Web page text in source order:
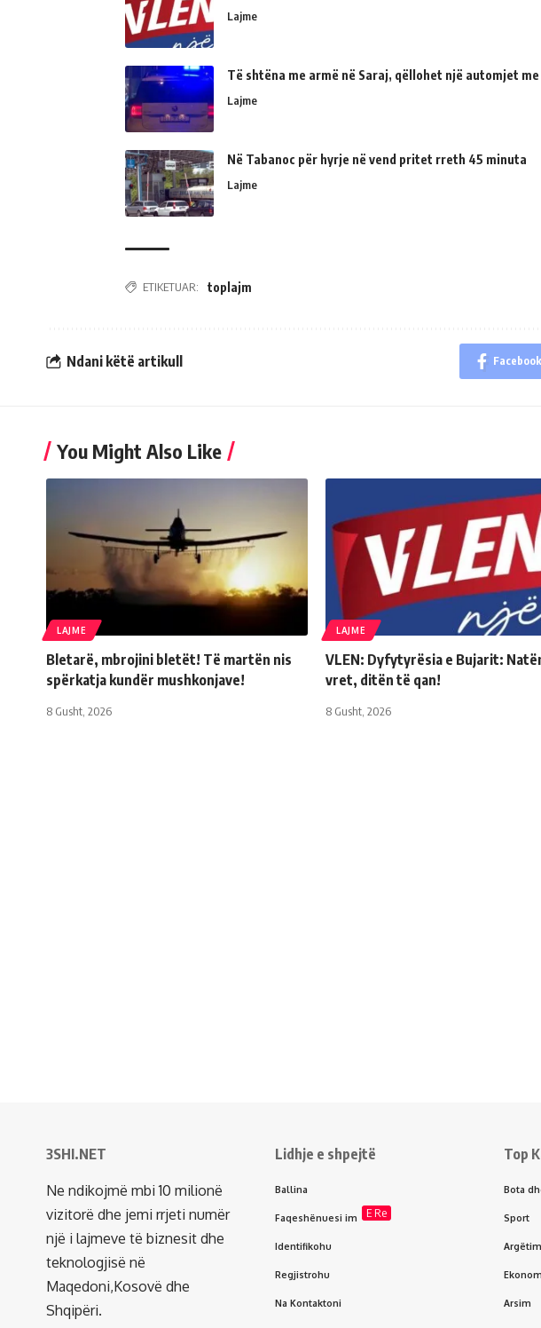
Lajme
Të shtëna me armë në Saraj, qëllohet një automjet
Lajme
Në Tabanoc për hyrje në vend pritet rreth 45 minuta
Lajme
ETIKETUAR: toplajm
Ndani këtë artikull Facebook
You Might Also Like
LAJME
Bletarë, mbrojini bletët! Të martën nis
spërkatja kundër mushkonjave!
8 Gusht, 2026
LAJME
VLEN: Dyfytyrësia e Bujarit:
vret, ditën të qan!
8 Gusht, 2026
3SHI.NET
Ne ndikojmë mbi 10 milionë
vizitorë dhe jemi rrjeti numër
një i lajmeve të biznesit dhe
teknologjisë në
Maqedoni,Kosovë dhe
Shqipëri.
Lidhje e shpejtë
Ballina
Faqeshënuesi im E Re
Identifikohu
Regjistrohu
Na Kontaktoni
Top
Bota
Sport
Argëtim
Arsim